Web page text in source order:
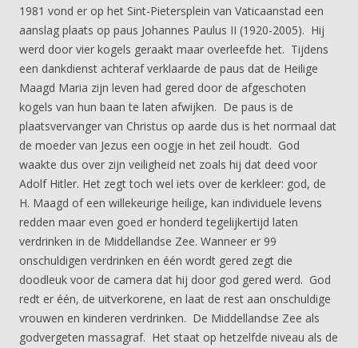
1981 vond er op het Sint-Pietersplein van Vaticaanstad een
aanslag plaats op paus Johannes Paulus II (1920-2005). Hij
werd door vier kogels geraakt maar overleefde het. Tijdens
een dankdienst achteraf verklaarde de paus dat de Heilige
Maagd Maria zijn leven had gered door de afgeschoten
kogels van hun baan te laten afwijken. De paus is de
plaatsvervanger van Christus op aarde dus is het normaal dat
de moeder van Jezus een oogje in het zeil houdt. God
waakte dus over zijn veiligheid net zoals hij dat deed voor
Adolf Hitler. Het zegt toch wel iets over de kerkleer: god, de
H. Maagd of een willekeurige heilige, kan individuele levens
redden maar even goed er honderd tegelijkertijd laten
verdrinken in de Middellandse Zee. Wanneer er 99
onschuldigen verdrinken en één wordt gered zegt die
doodleuk voor de camera dat hij door god gered werd. God
redt er één, de uitverkorene, en laat de rest aan onschuldige
vrouwen en kinderen verdrinken. De Middellandse Zee als
godvergeten massagraf. Het staat op hetzelfde niveau als de